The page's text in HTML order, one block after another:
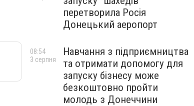
перетворила Росія
Донецький аеропорт
Навчання з підприємництва
та отримати допомогу для
запуску бізнесу може
безкоштовно пройти
молодь з Донеччини
08:54
3 серпня